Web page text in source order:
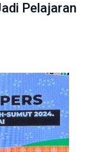
Pelajaran